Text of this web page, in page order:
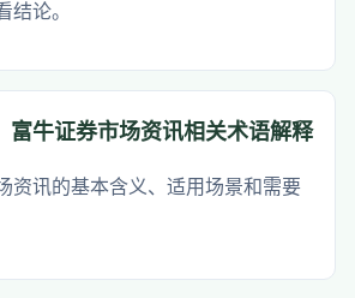
结论。
富牛证券市场资讯相关术语解释
资讯的基本含义、适用场景和需要